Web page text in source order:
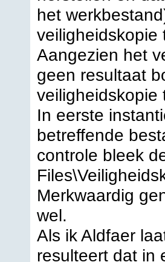
het
veiligheidskopie
Aangezien het
geen resultaat
veiligheidskopie
In eerste
betreffende
controle bleek
Merkwaardig
wel.
Als ik Aldfaer
resulteert dat in